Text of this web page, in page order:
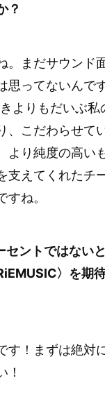
？
。まだサウンド
思ってないんで
よりもだいぶ私
、こだわらせて
より純度の高い
支えてくれたチ
すね。
ントではないと
〉を期
す！まずは絶対
！